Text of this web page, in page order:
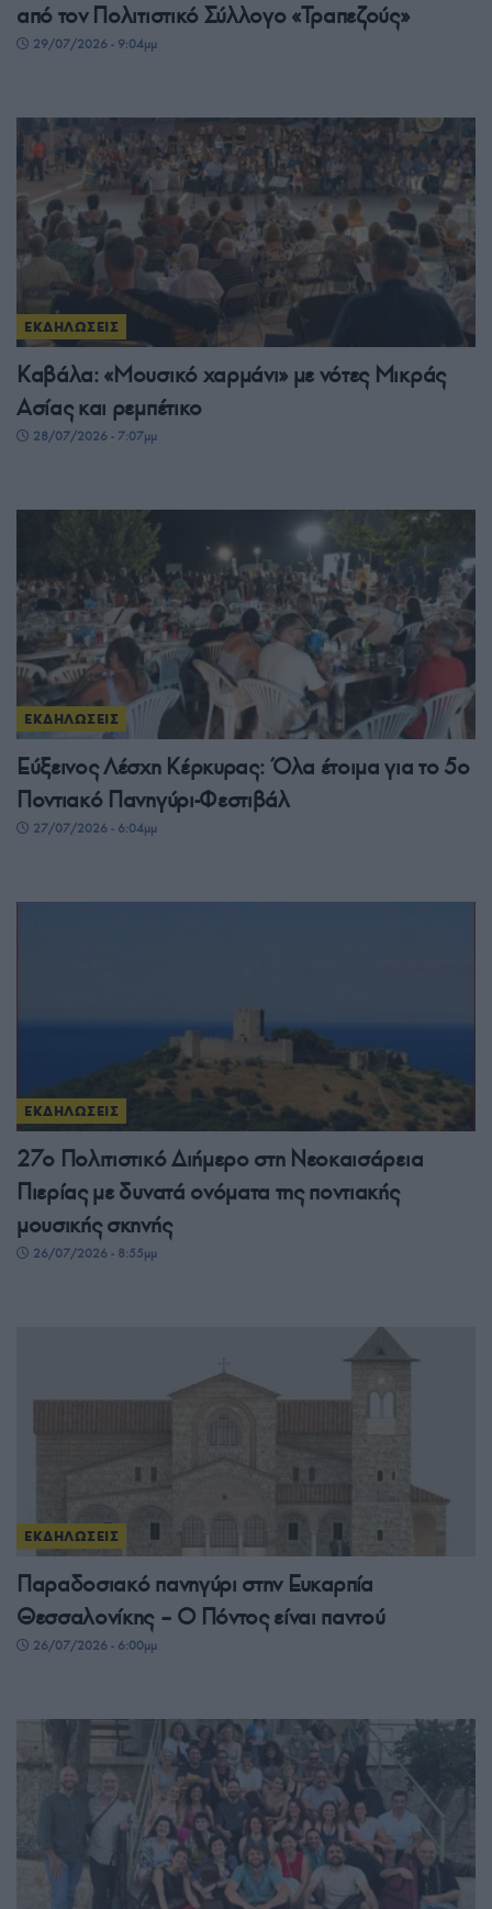
από τον Πολιτιστικό Σύλλογο «Τραπεζούς»
29/07/2026 - 9:04μμ
ΕΚΔΗΛΩΣΕΙΣ
Καβάλα: «Μουσικό χαρμάνι» με νότες Μικράς
Ασίας και ρεμπέτικο
28/07/2026 - 7:07μμ
ΕΚΔΗΛΩΣΕΙΣ
Εύξεινος Λέσχη Κέρκυρας: Όλα έτοιμα για το 5ο
Ποντιακό Πανηγύρι-Φεστιβάλ
27/07/2026 - 6:04μμ
ΕΚΔΗΛΩΣΕΙΣ
27ο Πολιτιστικό Διήμερο στη Νεοκαισάρεια
Πιερίας με δυνατά ονόματα της ποντιακής
μουσικής σκηνής
26/07/2026 - 8:55μμ
ΕΚΔΗΛΩΣΕΙΣ
Παραδοσιακό πανηγύρι στην Ευκαρπία
Θεσσαλονίκης – Ο Πόντος είναι παντού
26/07/2026 - 6:00μμ